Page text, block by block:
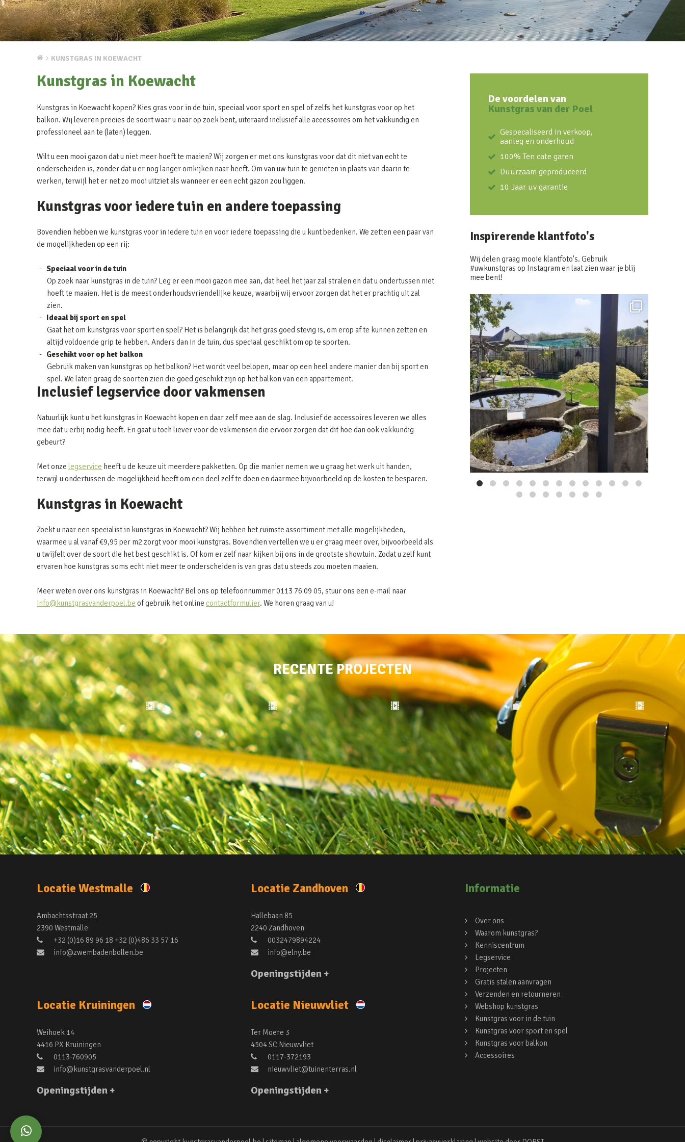
KUNSTGRAS IN KOEWACHT
Kunstgras in Koewacht
Kunstgras in Koewacht kopen? Kies gras voor in de tuin, speciaal voor sport en spel of zelfs het kunstgras voor op het
balkon. Wij leveren precies de soort waar u naar op zoek bent, uiteraard inclusief alle accessoires om het vakkundig en
professioneel aan te (laten) leggen.
Wilt u een mooi gazon dat u niet meer hoeft te maaien? Wij zorgen er met ons kunstgras voor dat dit niet van echt te
onderscheiden is, zonder dat u er nog langer omkijken naar heeft. Om van uw tuin te genieten in plaats van daarin te
werken, terwijl het er net zo mooi uitziet als wanneer er een echt gazon zou liggen.
Kunstgras voor iedere tuin en andere toepassing
Bovendien hebben we kunstgras voor in iedere tuin en voor iedere toepassing die u kunt bedenken. We zetten een paar van
de mogelijkheden op een rij:
Speciaal voor in de tuin
Op zoek naar kunstgras in de tuin? Leg er een mooi gazon mee aan, dat heel het jaar zal stralen en dat u ondertussen niet
hoeft te maaien. Het is de meest onderhoudsvriendelijke keuze, waarbij wij ervoor zorgen dat het er prachtig uit zal
zien.
Ideaal bij sport en spel
Gaat het om kunstgras voor sport en spel? Het is belangrijk dat het gras goed stevig is, om erop af te kunnen zetten en
altijd voldoende grip te hebben. Anders dan in de tuin, dus speciaal geschikt om op te sporten.
Geschikt voor op het balkon
Gebruik maken van kunstgras op het balkon? Het wordt veel belopen, maar op een heel andere manier dan bij sport en
spel. We laten graag de soorten zien die goed geschikt zijn op het balkon van een appartement.
Inclusief legservice door vakmensen
Natuurlijk kunt u het kunstgras in Koewacht kopen en daar zelf mee aan de slag. Inclusief de accessoires leveren we alles
mee dat u erbij nodig heeft. En gaat u toch liever voor de vakmensen die ervoor zorgen dat dit hoe dan ook vakkundig
gebeurt?
Met onze legservice heeft u de keuze uit meerdere pakketten. Op die manier nemen we u graag het werk uit handen,
terwijl u ondertussen de mogelijkheid heeft om een deel zelf te doen en daarmee bijvoorbeeld op de kosten te besparen.
Kunstgras in Koewacht
Zoekt u naar een specialist in kunstgras in Koewacht? Wij hebben het ruimste assortiment met alle mogelijkheden,
waarmee u al vanaf €9,95 per m2 zorgt voor mooi kunstgras. Bovendien vertellen we u er graag meer over, bijvoorbeeld als
u twijfelt over de soort die het best geschikt is. Of kom er zelf naar kijken bij ons in de grootste showtuin. Zodat u zelf kunt
ervaren hoe kunstgras soms echt niet meer te onderscheiden is van gras dat u steeds zou moeten maaien.
Meer weten over ons kunstgras in Koewacht? Bel ons op telefoonnummer 0113 76 09 05, stuur ons een e-mail naar
info@kunstgrasvanderpoel.be of gebruik het online contactformulier. We horen graag van u!
De voordelen van
Kunstgras van der Poel
Gespecaliseerd in verkoop,
aanleg en onderhoud
100% Ten cate garen
Duurzaam geproduceerd
10 Jaar uv garantie
Inspirerende klantfoto's
Wij delen graag mooie klantfoto's. Gebruik
#uwkunstgras op Instagram en laat zien waar je blij
mee bent!
Mei 3
RECENTE PROJECTEN
Locatie Westmalle
Ambachtsstraat 25
2390 Westmalle
+32 (0)16 89 96 18 +32 (0)486 33 57 16
info@zwembadenbollen.be
Locatie Zandhoven
Hallebaan 85
2240 Zandhoven
0032479894224
info@elny.be
Openingstijden +
Locatie Kruiningen
Weihoek 14
4416 PX Kruiningen
0113-760905
info@kunstgrasvanderpoel.nl
Openingstijden +
Locatie Nieuwvliet
Ter Moere 3
4504 SC Nieuwvliet
0117-372193
nieuwvliet@tuinenterras.nl
Openingstijden +
Informatie
Over ons
Waarom kunstgras?
Kenniscentrum
Legservice
Projecten
Gratis stalen aanvragen
Verzenden en retourneren
Webshop kunstgras
Kunstgras voor in de tuin
Kunstgras voor sport en spel
Kunstgras voor balkon
Accessoires